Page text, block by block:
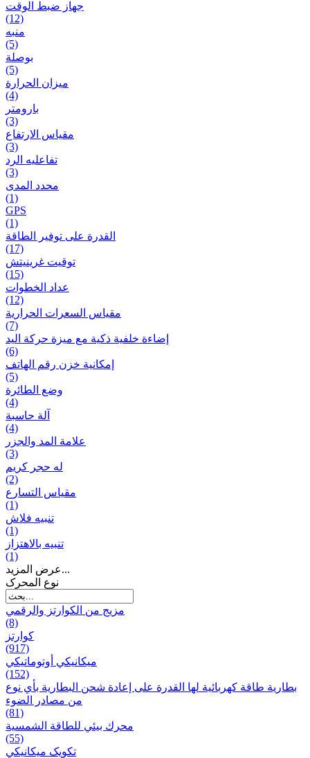
جهاز ضبط الوقت
(12)
منبه
(5)
بوصلة
(5)
ميزان الحرارة
(4)
بارومتر
(3)
مقياس الارتفاع
(3)
تفاعلیه الرد
(3)
محدد المدى
(1)
GPS
(1)
القدرة على توفير الطاقة
(17)
توقيت غرينيتش
(15)
عداد الخطوات
(12)
مقیاس السعرات الحرارية
(7)
إضاءة خلفية ذكية مع ميزة حرکة اليد
(6)
إمكانية خزن رقم الهاتف
(5)
وضع الطائرة
(4)
آلة حاسبة
(4)
علامة المد والجزر
(3)
له حجر كريم
(2)
مقياس التسارع
(1)
تنبيه فلاش
(1)
تنبيه بالاهتزاز
(1)
عرض المزيد...
نوع المحرک
مزيج من الكوارتز والرقمي
(8)
كوارتز
(917)
ميكانيكي أوتوماتيكي
(152)
بطارية طاقة كهربائية لها القدرة على إعادة شحن البطارية بأي نوع
من مصادر الضوء
(81)
محرك بيئي للطاقة الشمسية
(55)
تکویک ميكانيكي